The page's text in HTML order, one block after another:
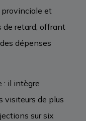
provinciale et
de retard, offrant
dépenses
: il intègre
visiteurs de plus
sur six